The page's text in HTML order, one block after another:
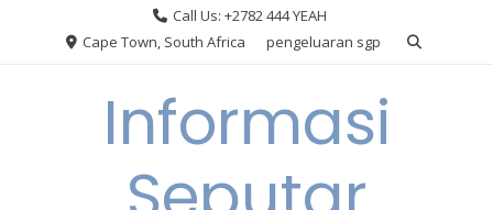
Call Us: +2782 444 YEAH
Cape Town, South Africa
pengeluaran sgp
Informasi